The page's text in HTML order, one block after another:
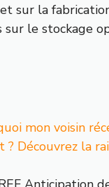
sur la
sur le stockage
mon voisin
? Découvrez la